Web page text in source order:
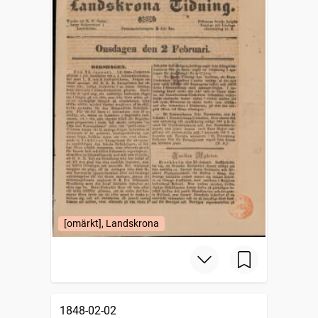
[omärkt], Landskrona
1848-02-02